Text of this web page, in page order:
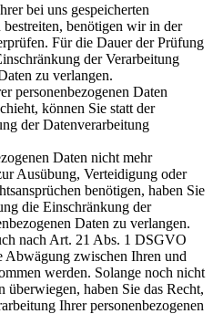
bei uns gespeicherten
bestreiten, benötigen wir in der
Für die Dauer der Prüfung
der Verarbeitung
zu verlangen.
personenbezogenen Daten
können Sie statt der
der Datenverarbeitung
Daten nicht mehr
Ausübung, Verteidigung oder
benötigen, haben Sie
die Einschränkung der
Daten zu verlangen.
nach Art. 21 Abs. 1 DSGVO
Abwägung zwischen Ihren und
werden. Solange noch nicht
überwiegen, haben Sie das Recht,
Ihrer personenbezogenen